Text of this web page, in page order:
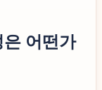
어떤가